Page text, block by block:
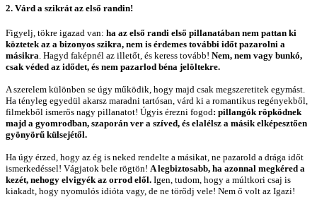
2. Várd a szikrát az első randin!
Figyelj, tökre igazad van: ha az első randi első pillanatában nem pattan ki
köztetek az a bizonyos szikra, nem is érdemes további időt pazarolni a
másikra . Hagyd faképnél az illetőt, és keress tovább! Nem, nem vagy bunkó,
csak véded az idődet, és nem pazarlod béna jelöltekre.
A szerelem különben se úgy működik, hogy majd csak megszeretitek egymást.
Ha tényleg egyedül akarsz maradni tartósan, várd ki a romantikus regényekből,
filmekből ismerős nagy pillanatot! Úgyis érezni fogod: pillangók röpködnek
majd a gyomrodban, szaporán ver a szíved, és elalélsz a másik elképesztően
gyönyörű külsejétől.
Ha úgy érzed, hogy az ég is neked rendelte a másikat, ne pazarold a drága időt
ismerkedéssel! Vágjatok bele rögtön! A legbiztosabb, ha azonnal megkéred a
kezét, nehogy elvigyék az orrod elől. Igen, tudom, hogy a múltkori csaj is
kiakadt, hogy nyomulós idióta vagy, de ne törődj vele! Nem ő volt az Igazi!